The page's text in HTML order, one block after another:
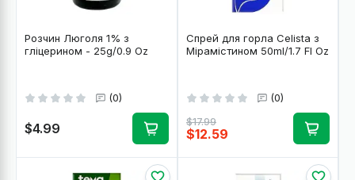
Розчин Люголя 1% з
гліцерином - 25g/0.9 Oz
(0)
$4.99
Спрей для горла Celista з
Мірамістином 50ml/1.7 Fl Oz
(0)
$12.59
$17.99